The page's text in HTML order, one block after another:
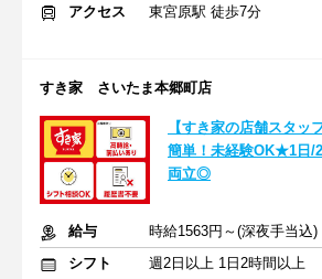
アクセス
東宮原駅 徒歩7分
すき家 さいたま本郷町店
【すき家の店舗スタッ
簡単！未経験OK★1日/
両立◎
給与
時給1563円～(深夜手当
シフト
週2日以上 1日2時間以上